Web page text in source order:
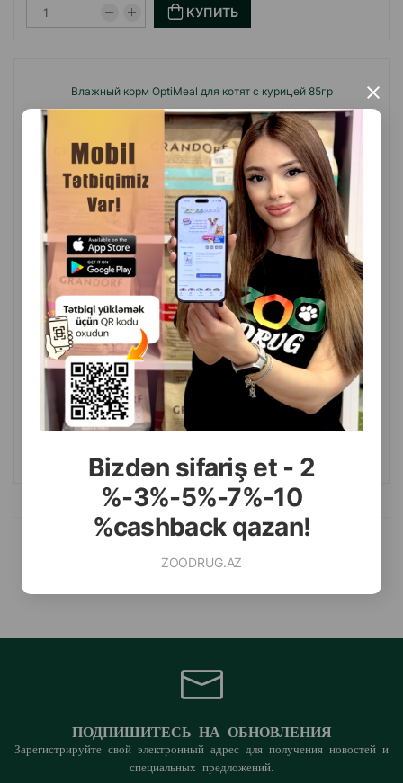
Bizdən sifariş et - 2
%-3%-5%-7%-10
%cashback qazan!
ZOODRUG.AZ
×
КУПИТЬ
Влажный корм OptiMeal для котят с курицей 85гр
(0 Отзывы)
Масса
Купить
85 гр (пауч)
КУПИТЬ
ПОДПИШИТЕСЬ НА ОБНОВЛЕНИЯ
Зарегистрируйте свой электронный адрес для получения новостей и
специальных предложений.